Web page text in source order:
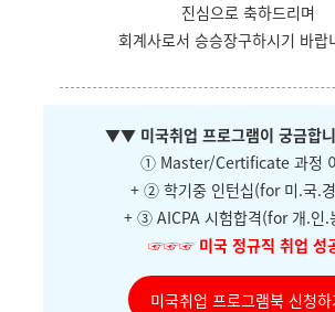
진심으로 축하드리며
회계사로서 승승장구하시기 바랍
▼▼ 미국취업 프로그램이 궁금합
① Master/Certificate 과정
+ ② 학기중 인턴십(for 미.국.
+ ③ AICPA 시험합격(for 개.인.
☞☞☞ 미국 정규직 취업 성
미국취업 프로그램북 신청하